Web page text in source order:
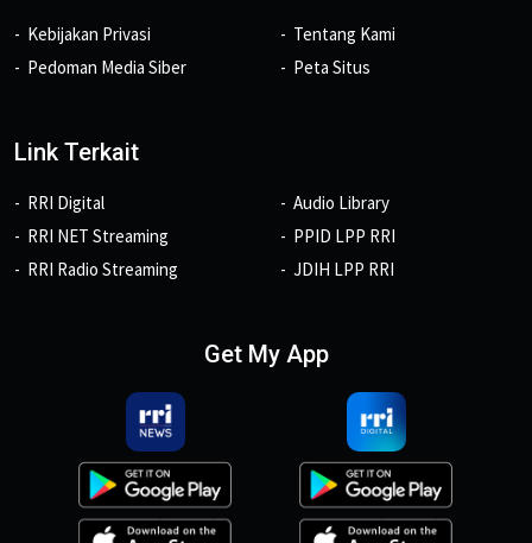
Kebijakan Privasi
Pedoman Media Siber
Tentang Kami
Peta Situs
Link Terkait
RRI Digital
RRI NET Streaming
RRI Radio Streaming
Audio Library
PPID LPP RRI
JDIH LPP RRI
Get My App